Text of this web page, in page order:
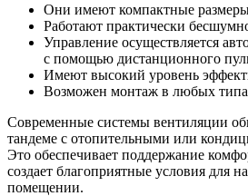
Они имеют компактные
Работают практически
Управление осуществляется
с помощью дистанционного
Имеют высокий уровень
Возможен монтаж в любых
Современные системы вентиляции
тандеме с отопительными или
Это обеспечивает поддержание
создает благоприятные условия для
помещении.